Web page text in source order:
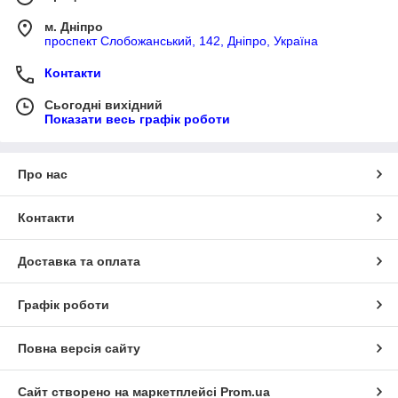
м. Дніпро
проспект Слобожанський, 142, Дніпро, Україна
Контакти
Сьогодні вихідний
Показати весь графік роботи
Про нас
Контакти
Доставка та оплата
Графік роботи
Повна версія сайту
Сайт створено на маркетплейсі Prom.ua